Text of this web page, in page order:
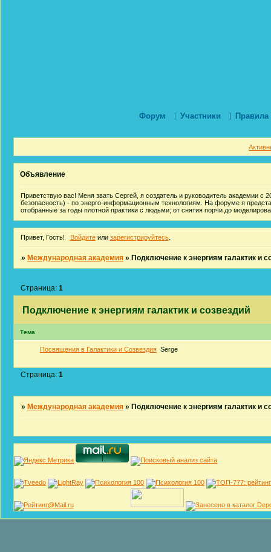
Форум Участники Правила
Объявление
Приветствую вас! Меня звать Сергей, я создатель и руководитель академии с
безопасность) - по энерго-информационным технологиям. На форуме я
отобранные за годы плотной практики с людьми; от снятия порчи до
Привет, Гость! Войдитеили зарегистрируйтесь.
»Международная академия »Подключение к энергиям галактик и
Подключение к энергиям галактик и созвездий
Страница:1
Тема
Посвящения в Галактики и Созвездия Serge
Страница:1
» Международная академия » Подключение к энергиям галактик и